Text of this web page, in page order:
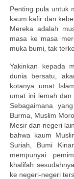
Penting pula untuk
kaum kafir dan
Mereka adalah
masa ke masa
muka bumi, tak
Yakinkan kepada
dunia bersatu,
kotanya umat
umat ini lemah dan
Sebagaimana
Burma, Muslim
Mesir dan negeri
bahwa kaum
Suriah, Bumi
mempunyai
khalifah
ke negeri-negeri